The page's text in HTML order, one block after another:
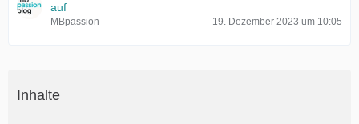
auf
MBpassion 19. Dezember 2023 um 10:05
Inhalte